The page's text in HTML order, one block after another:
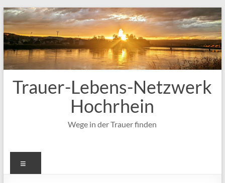
Zum
Inhalt
springen
Trauer-Lebens-Netzwerk
Hochrhein
Wege in der Trauer finden